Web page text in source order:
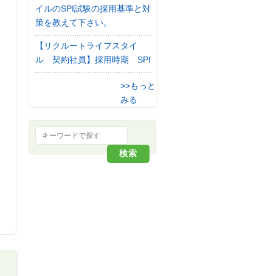
イルのSPI試験の採用基準と対
策を教えて下さい。
【リクルートライフスタイ
ル 契約社員】採用時期 SPI
>>もっと
みる